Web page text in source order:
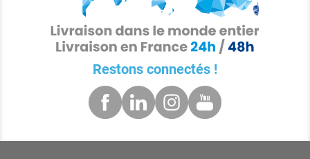
Restons connectés !